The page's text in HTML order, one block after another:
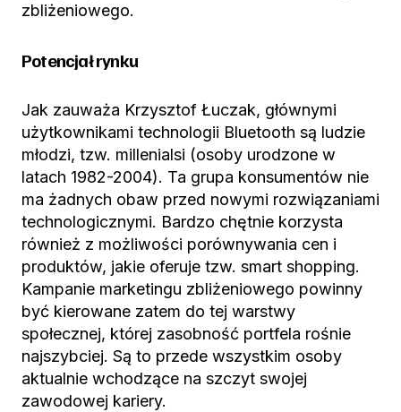
zbliżeniowego.
Potencjał rynku
Jak zauważa Krzysztof Łuczak, głównymi
użytkownikami technologii Bluetooth są ludzie
młodzi, tzw. millenialsi (osoby urodzone w
latach 1982-2004). Ta grupa konsumentów nie
ma żadnych obaw przed nowymi rozwiązaniami
technologicznymi. Bardzo chętnie korzysta
również z możliwości porównywania cen i
produktów, jakie oferuje tzw. smart shopping.
Kampanie marketingu zbliżeniowego powinny
być kierowane zatem do tej warstwy
społecznej, której zasobność portfela rośnie
najszybciej. Są to przede wszystkim osoby
aktualnie wchodzące na szczyt swojej
zawodowej kariery.